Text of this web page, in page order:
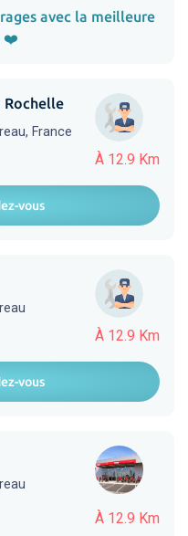
avec la meilleure
❤️
À 12.9 Km
Rochelle
France
vous
À 12.9 Km
vous
À 12.9 Km